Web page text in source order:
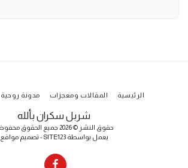
شربل سكران بألله
حقوق النشر © 2026 جميع الحقوق محفوظة
يعمل بواسطةSITE123
- تصميم مواقع
الرئيسية المقالات ومعجزات مدونة روحية